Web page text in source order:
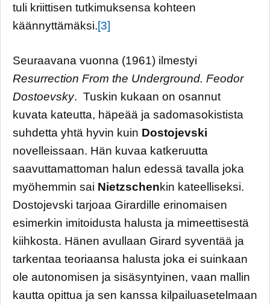
tuli kriittisen tutkimuksensa kohteen
käännyttämäksi.[3]
Seuraavana vuonna (1961) ilmestyi
Resurrection From the Underground. Feodor
Dostoevsky. Tuskin kukaan on osannut
kuvata kateutta, häpeää ja sadomasokistista
suhdetta yhtä hyvin kuin Dostojevski
novelleissaan. Hän kuvaa katkeruutta
saavuttamattoman halun edessä tavalla joka
myöhemmin sai Nietzschenkin kateelliseksi.
Dostojevski tarjoaa Girardille erinomaisen
esimerkin imitoidusta halusta ja mimeettisestä
kiihkosta. Hänen avullaan Girard syventää ja
tarkentaa teoriaansa halusta joka ei suinkaan
ole autonomisen ja sisäsyntyinen, vaan mallin
kautta opittua ja sen kanssa kilpailuasetelmaan